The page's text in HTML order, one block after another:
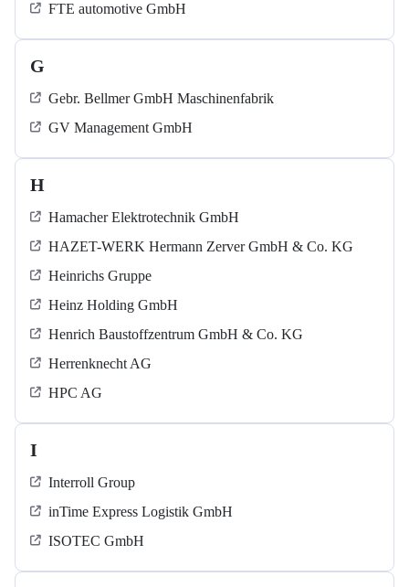
FTE automotive GmbH
G
Gebr. Bellmer GmbH Maschinenfabrik
GV Management GmbH
H
Hamacher Elektrotechnik GmbH
HAZET-WERK Hermann Zerver GmbH & Co. KG
Heinrichs Gruppe
Heinz Holding GmbH
Henrich Baustoffzentrum GmbH & Co. KG
Herrenknecht AG
HPC AG
I
Interroll Group
inTime Express Logistik GmbH
ISOTEC GmbH